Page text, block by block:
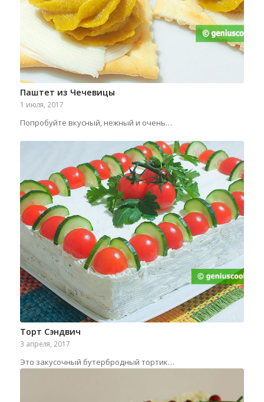
Паштет из Чечевицы
1 июля, 2017
Попробуйте вкусный, нежный и очень…
Торт Сэндвич
3 апреля, 2017
Это закусочный бутербродный тортик…